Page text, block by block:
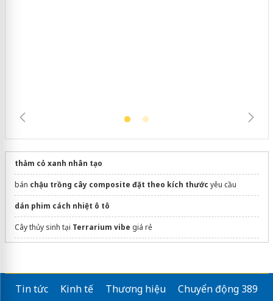
thảm cỏ xanh nhân tạo
bán chậu trồng cây composite đặt theo kích thước yêu cầu
dán phim cách nhiệt ô tô
Cây thủy sinh tại Terrarium vibe giá rẻ
Tin tức Kinh tế Thương hiệu
Chuyển động 389